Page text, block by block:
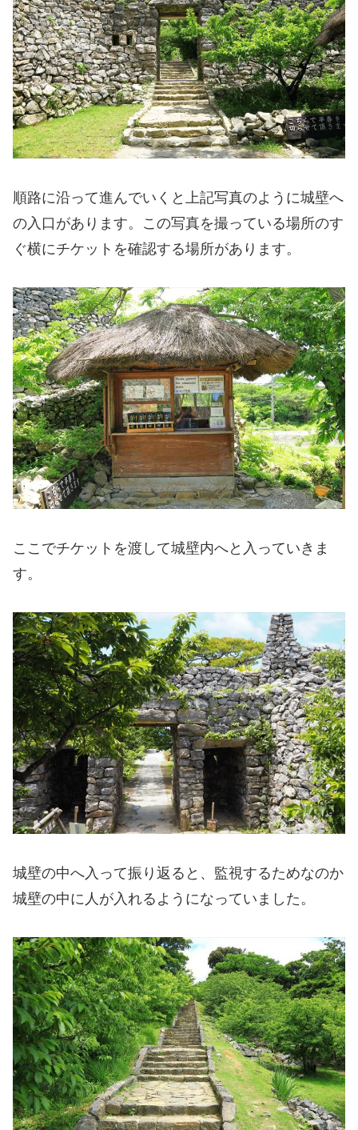
順路に沿って進んでいくと上記写真のように城壁へ
の入口があります。この写真を撮っている場所のす
ぐ横にチケットを確認する場所があります。
ここでチケットを渡して城壁内へと入っていきま
す。
城壁の中へ入って振り返ると、監視するためなのか
城壁の中に人が入れるようになっていました。